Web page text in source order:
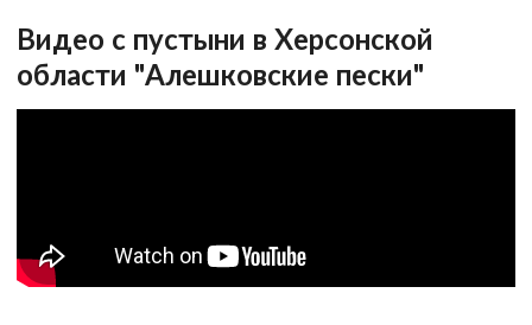
Видео с пустыни в Херсонской
области "Алешковские пески"